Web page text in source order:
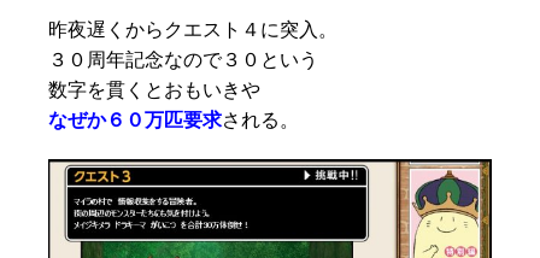
昨夜遅くからクエスト４に突入。
３０周年記念なので３０という
数字を貫くとおもいきや
なぜか６０万匹要求される。